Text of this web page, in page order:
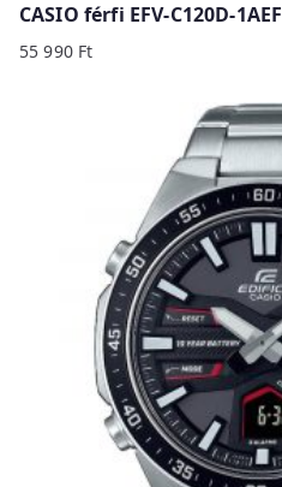
CASIO férfi EFV-C120D-1AEF
55 990 Ft